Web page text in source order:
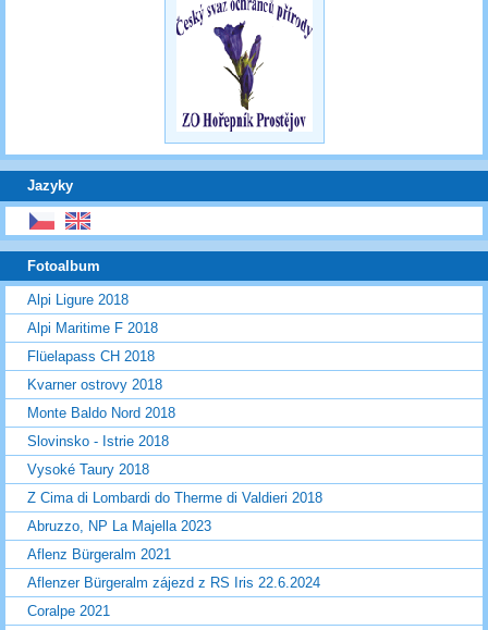
Jazyky
Fotoalbum
Alpi Ligure 2018
Alpi Maritime F 2018
Flüelapass CH 2018
Kvarner ostrovy 2018
Monte Baldo Nord 2018
Slovinsko - Istrie 2018
Vysoké Taury 2018
Z Cima di Lombardi do Therme di Valdieri 2018
Abruzzo, NP La Majella 2023
Aflenz Bürgeralm 2021
Aflenzer Bürgeralm zájezd z RS Iris 22.6.2024
Coralpe 2021